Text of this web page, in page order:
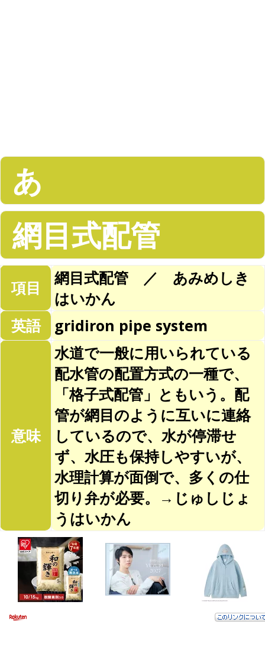
あ
網目式配管
項目
網目式配管 ／ あみめしき
はいかん
英語
gridiron pipe system
意味
水道で一般に用いられている
配水管の配置方式の一種で、
「格子式配管」ともいう。配
管が網目のように互いに連絡
しているので、水が停滞せ
ず、水圧も保持しやすいが、
水理計算が面倒で、多くの仕
切り弁が必要。→じゅしじょ
うはいかん